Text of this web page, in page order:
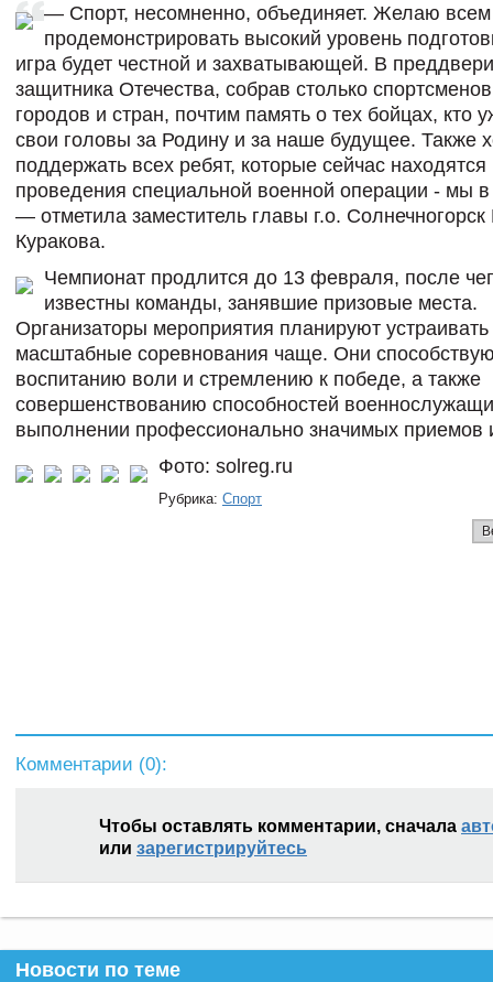
— Спорт, несомненно, объединяет. Желаю
продемонстрировать высокий уровень
игра будет честной и захватывающей. В
защитника Отечества, собрав столько
городов и стран, почтим память о тех бойцах, кто
свои головы за Родину и за наше будущее. Также
поддержать всех ребят, которые сейчас находятся
проведения специальной военной операции - мы
— отметила заместитель главы г.о. Солнечногорск
Куракова.
Чемпионат продлится до 13 февраля, после
известны команды, занявшие призовые места.
Организаторы мероприятия планируют устраивать
масштабные соревнования чаще. Они
воспитанию воли и стремлению к победе, а также
совершенствованию способностей
выполнении профессионально значимых приемов
Фото: solreg.ru
Рубрика: Спорт
Комментарии (0):
Чтобы оставлять комментарии, сначала
или зарегистрируйтесь
Новости по теме